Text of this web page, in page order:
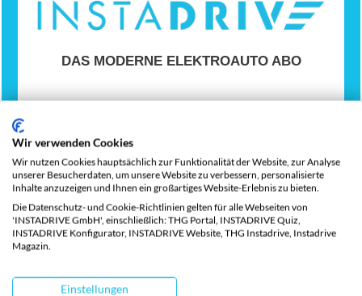
DAS MODERNE ELEKTROAUTO ABO
Ein einfaches und flexibles Elektroauto-Abo,
Fixpreis enthält alle Gebühren, Versicherung,
Wartung, Garantie, 8-fach-Bereifung,
Förderungsabwicklung und Pannenhilfe.
E-Auto konfigurieren
Wir verwenden Cookies
Wir nutzen Cookies hauptsächlich zur Funktionalität der Website, zur Analyse
unserer Besucherdaten, um unsere Website zu verbessern, personalisierte
Inhalte anzuzeigen und Ihnen ein großartiges Website-Erlebnis zu bieten.
Die Datenschutz- und Cookie-Richtlinien gelten für alle Webseiten von
'INSTADRIVE GmbH', einschließlich: THG Portal, INSTADRIVE Quiz,
INSTADRIVE Konfigurator, INSTADRIVE Website, THG Instadrive, Instadrive
Magazin.
Einstellungen